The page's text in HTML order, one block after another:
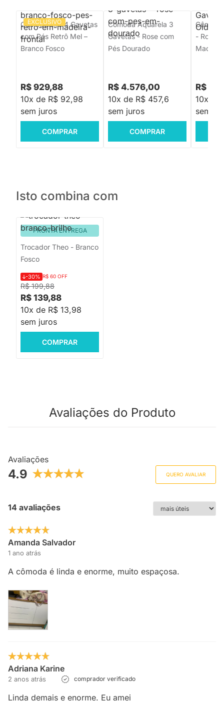
EXCLUSIVO
Cômoda Elfe 4 Gavetas
com Pés Retrô Mel –
Branco Fosco
R$ 929,88
10x de R$ 92,98
sem juros
COMPRAR
Cômoda Aquarela 3
Gavetas - Rose com
Pés Dourado
R$ 4.576,00
10x de R$ 457,6
sem juros
COMPRAR
- Rosa
Madeira
R$
10x de
sem
Isto combina com
PRONTA ENTREGA
Trocador Theo - Branco
Fosco
R$ 199,88
-30% R$ 60 OFF
R$ 139,88
10x de R$ 13,98
sem juros
COMPRAR
Avaliações do Produto
Avaliações
4.9 QUERO AVALIAR
14 avaliações
Amanda Salvador
1 ano atrás
A cômoda é linda e enorme, muito espaçosa.
Adriana Karine
2 anos atrás comprador verificado
Linda demais e enorme. Eu amei